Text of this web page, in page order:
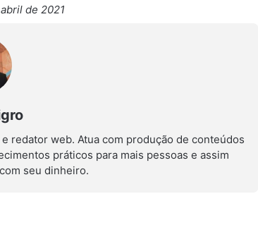
de 2021
redator web. Atua com produção de conteúdos
práticos para mais pessoas e assim
seu dinheiro.